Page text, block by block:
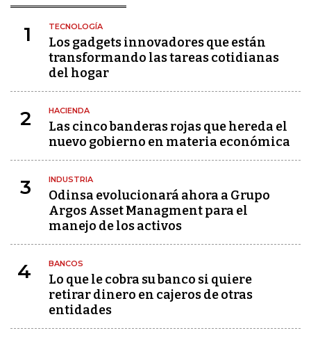
1 TECNOLOGÍA
Los gadgets innovadores que están
transformando las tareas cotidianas
del hogar
2 HACIENDA
Las cinco banderas rojas que hereda el
nuevo gobierno en materia económica
3 INDUSTRIA
Odinsa evolucionará ahora a Grupo
Argos Asset Managment para el
manejo de los activos
4 BANCOS
Lo que le cobra su banco si quiere
retirar dinero en cajeros de otras
entidades